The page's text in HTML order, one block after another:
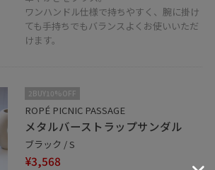
ワンハンドル仕様で持ちやすく、腕に掛け
ても手持ちでもバランスよくお使いいただ
けます。
2BUY10%OFF
ROPÉ PICNIC PASSAGE
メタルバーストラップサンダル
ブラック / S
¥3,568